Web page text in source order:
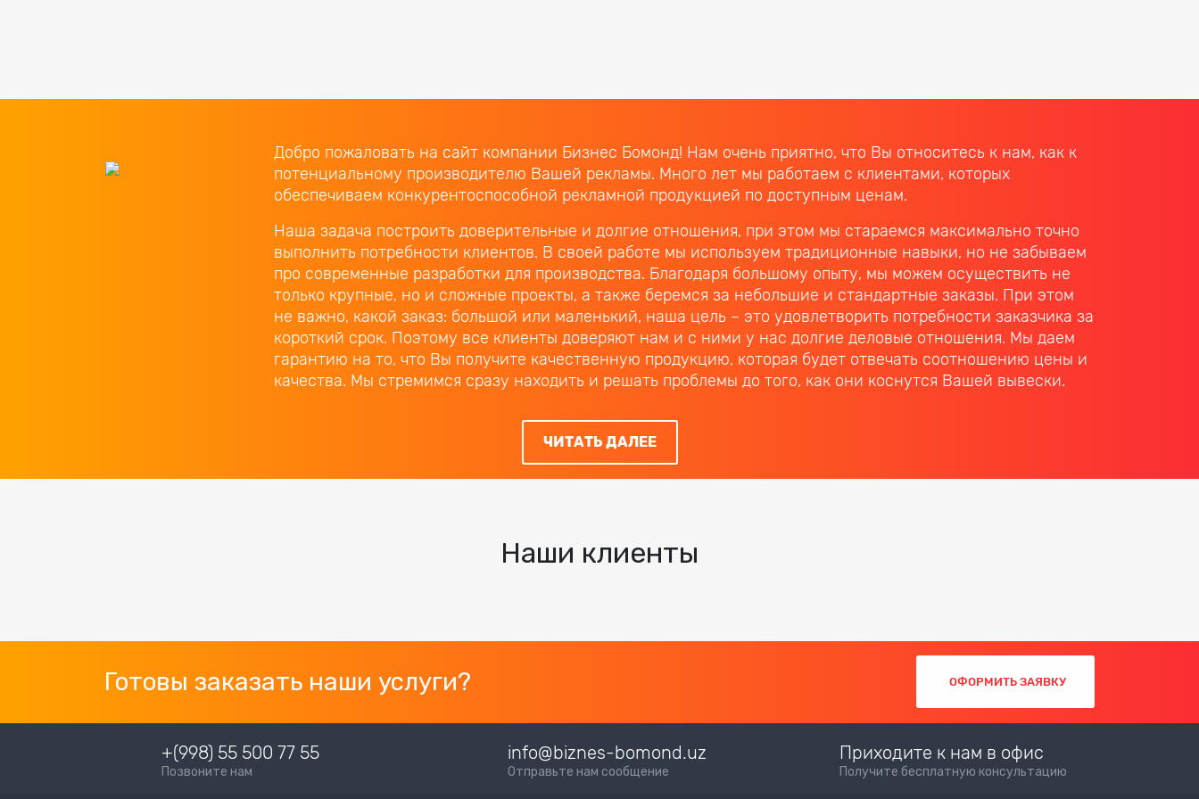
Добро пожаловать на сайт компании Бизнес Бомонд! Нам очень приятно, что Вы относитесь к нам, как к
потенциальному производителю Вашей рекламы. Много лет мы работаем с клиентами, которых
обеспечиваем конкурентоспособной рекламной продукцией по доступным ценам.
Наша задача построить доверительные и долгие отношения, при этом мы стараемся максимально точно
выполнить потребности клиентов. В своей работе мы используем традиционные навыки, но не забываем
про современные разработки для производства. Благодаря большому опыту, мы можем осуществить не
только крупные, но и сложные проекты, а также беремся за небольшие и стандартные заказы. При этом
не важно, какой заказ: большой или маленький, наша цель – это удовлетворить потребности заказчика за
короткий срок. Поэтому все клиенты доверяют нам и с ними у нас долгие деловые отношения. Мы даем
гарантию на то, что Вы получите качественную продукцию, которая будет отвечать соотношению цены и
качества. Мы стремимся сразу находить и решать проблемы до того, как они коснутся Вашей вывески.
ЧИТАТЬ ДАЛЕЕ
Наши клиенты
Готовы заказать наши услуги? ОФОРМИТЬ ЗАЯВКУ
+(998) 55 500 77 55
Позвоните нам
info@biznes-bomond.uz
Отправьте нам сообщение
Приходите к нам в офис
Получите бесплатную консультацию